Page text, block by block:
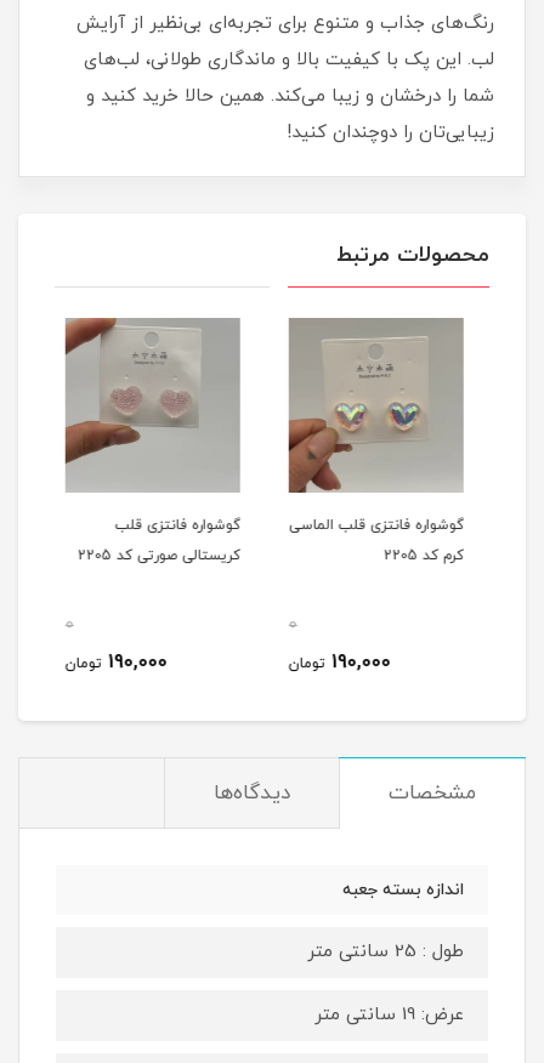
رنگ‌های جذاب و متنوع برای تجربه‌ای بی‌نظیر از آرایش
لب. این پک با کیفیت بالا و ماندگاری طولانی، لب‌های
شما را درخشان و زیبا می‌کند. همین حالا خرید کنید و
زیبایی‌تان را دوچندان کنید!
محصولات مرتبط
گوشواره فانتزی قلب الماسی
کرم کد 2205
0
190,000 تومان
گوشواره فانتزی قلب
کریستالی صورتی کد 2205
0
190,000 تومان
مشخصات دیدگاه‌ها
اندازه بسته جعبه
طول : 25 سانتی متر
عرض: 19 سانتی متر